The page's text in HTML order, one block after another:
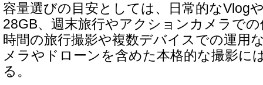
容量選びの目安としては、日常的なVlog
28GB、週末旅行やアクションカメラで
時間の旅行撮影や複数デバイスでの運用
メラやドローンを含めた本格的な撮影に
る。